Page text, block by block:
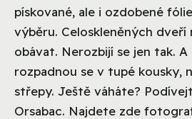
pískované, ale i ozdobené
výběru. Celoskleněných dveří
obávat. Nerozbijí se jen tak.
rozpadnou se v tupé kousky,
střepy. Ještě váháte?
Orsabac. Najdete zde